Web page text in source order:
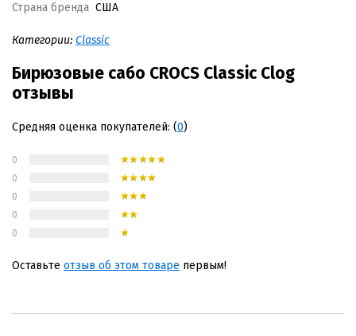
Страна бренда США
Категории: Classic
Бирюзовые сабо CROCS Classic Clog
отзывы
Средняя оценка покупателей: (0)
0
0
0
0
0
Оставьте отзыв об этом товаре первым!